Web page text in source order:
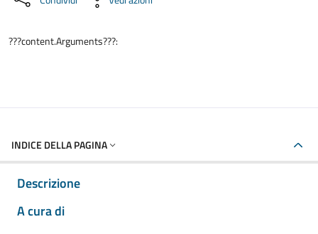
???content.Arguments???:
INDICE DELLA PAGINA
Descrizione
A cura di